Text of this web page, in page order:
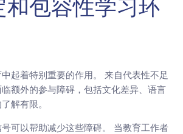
和包容性学习环
起着特别重要的作用。 来自代表性不足
额外的参与障碍，包括文化差异、语言
解有限。
可以帮助减少这些障碍。 当教育工作者